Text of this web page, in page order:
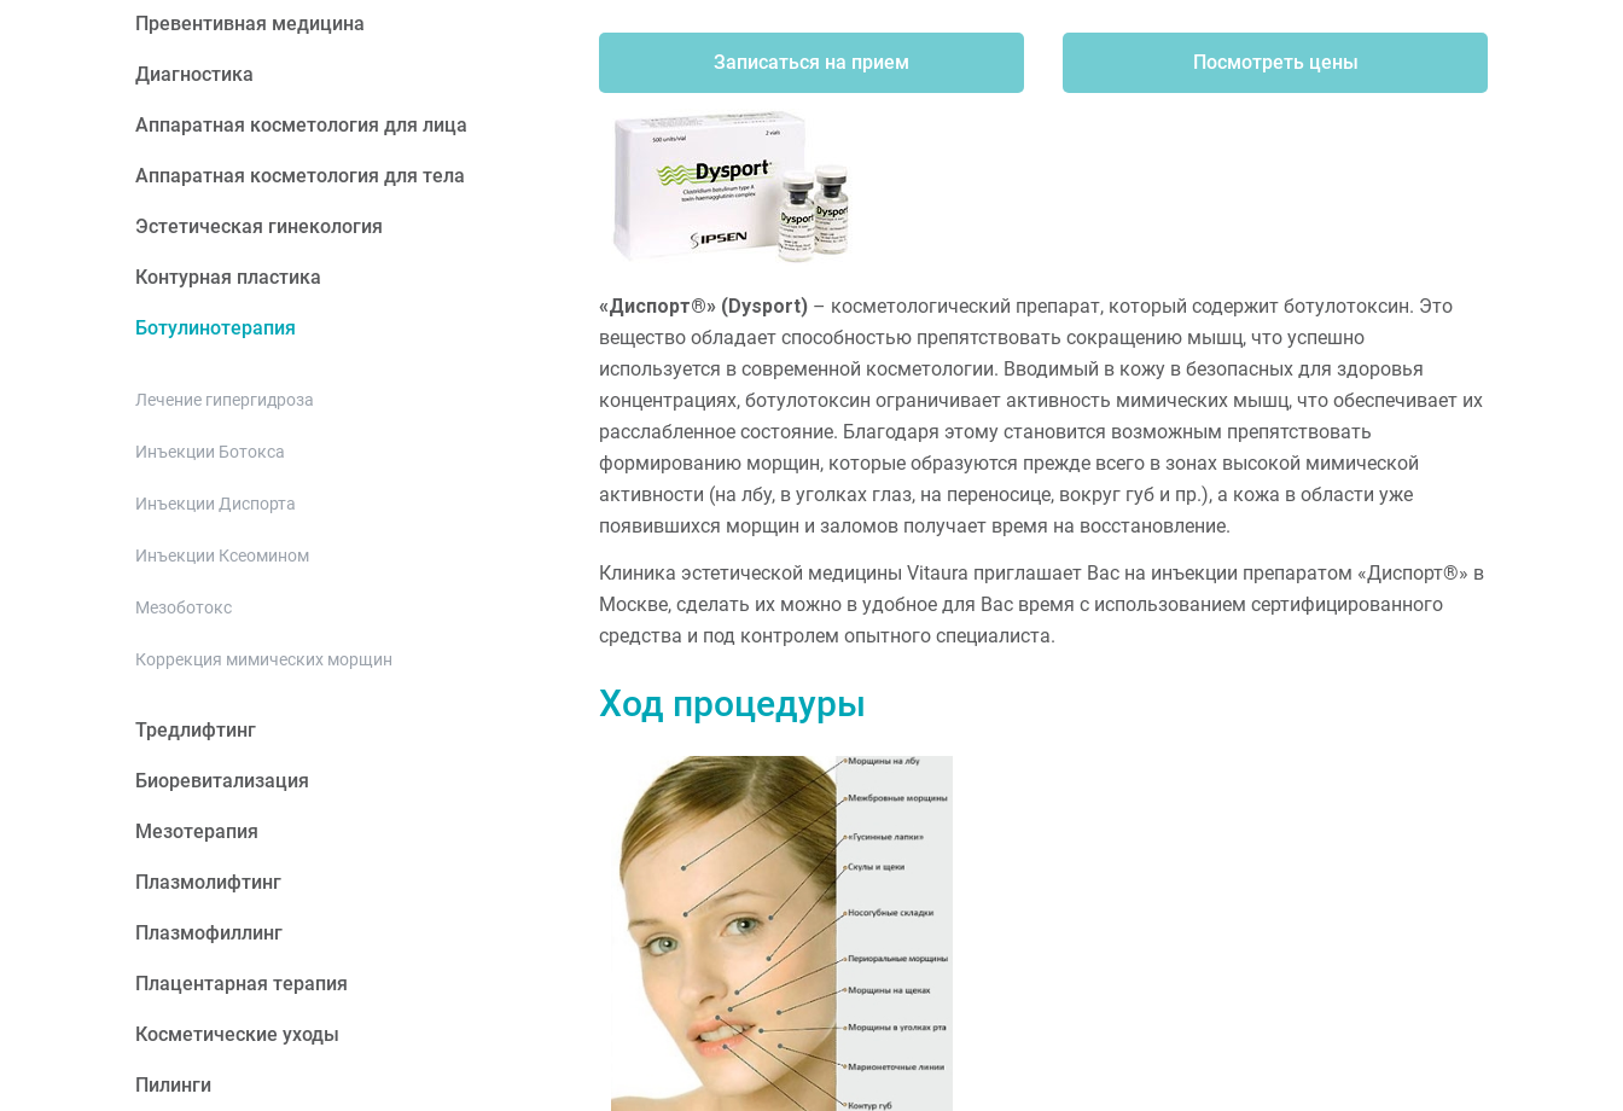
Записаться на прием Посмотреть цены
«Диспорт®» (Dysport) – косметологический препарат, который содержит ботулотоксин. Это
вещество обладает способностью препятствовать сокращению мышц, что успешно
используется в современной косметологии. Вводимый в кожу в безопасных для здоровья
концентрациях, ботулотоксин ограничивает активность мимических мышц, что обеспечивает их
расслабленное состояние. Благодаря этому становится возможным препятствовать
формированию морщин, которые образуются прежде всего в зонах высокой мимической
активности (на лбу, в уголках глаз, на переносице, вокруг губ и пр.), а кожа в области уже
появившихся морщин и заломов получает время на восстановление.
Клиника эстетической медицины Vitaura приглашает Вас на инъекции препаратом «Диспорт®» в
Москве, сделать их можно в удобное для Вас время с использованием сертифицированного
средства и под контролем опытного специалиста.
Ход процедуры
Превентивная медицина
Диагностика
Аппаратная косметология для лица
Аппаратная косметология для тела
Эстетическая гинекология
Контурная пластика
Ботулинотерапия
Лечение гипергидроза
Инъекции Ботокса
Инъекции Диспорта
Инъекции Ксеомином
Мезоботокс
Коррекция мимических морщин
Тредлифтинг
Биоревитализация
Мезотерапия
Плазмолифтинг
Плазмофиллинг
Плацентарная терапия
Косметические уходы
Пилинги